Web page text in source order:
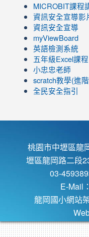
to
https://
link
to
https://
MICROBIT課程
資訊安全宣導影
資訊安全宣導
myViewBoard
英語檢測系統
五年級Excel課程
小忠忠老師
scratch教學(進
全民安全指引
桃園市中壢區龍
壢區龍岡路二段
03-
E-Mail：
龍岡國小網站